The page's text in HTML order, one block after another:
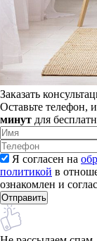
Заказать
Оставьте телефон,
минут для
Я согласен на
политикой в
ознакомлен и